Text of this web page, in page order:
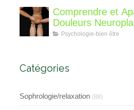
Comprendre et
Douleurs
Approche avec
Psychologie-bien être
Catégories
Sophrologie/relaxation (88)